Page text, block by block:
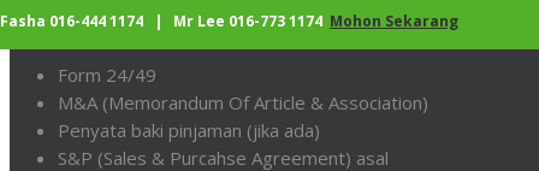
Fasha 016-444 1174 | Mr Lee 016-773 1174 Mohon Sekarang
Lampiran yang diperlukan untuk pinjaman semula
Form 24/49
M&A (Memorandum Of Article & Association)
Penyata baki pinjaman (jika ada)
S&P (Sales & Purcahse Agreement) asal